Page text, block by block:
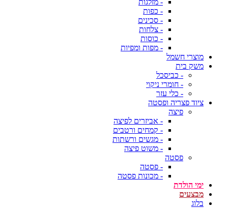
- מזלגות
- כפות
- סכינים
- צלחות
- כוסות
- מפות ומפיות
מוצרי חשמל
משק בית
- כביסכל
- חומרי ניקוי
- כלי עזר
ציוד פצריה ופסטה
פיצה
- אביזרים לפיצה
- קמחים ורטבים
- מגשים ורשתות
- משוט פיצה
פסטה
- פסטה
- מכונות פסטה
ימי הולדת
מבצעים
בלוג